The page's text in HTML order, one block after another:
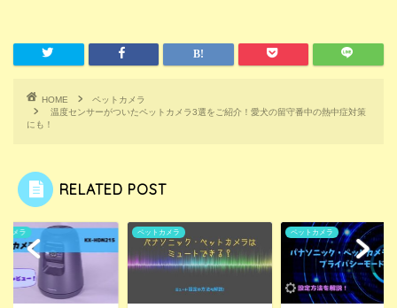
HOME
ペットカメラ
温度センサーがついたペットカメラ3選をご紹介！愛犬の留守番中の熱中症対策
にも！
RELATED POST
カメラ ペットカメラ ペットカメラ